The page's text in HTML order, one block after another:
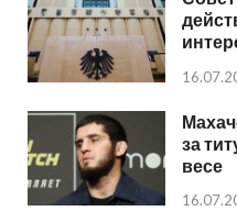
за
весе